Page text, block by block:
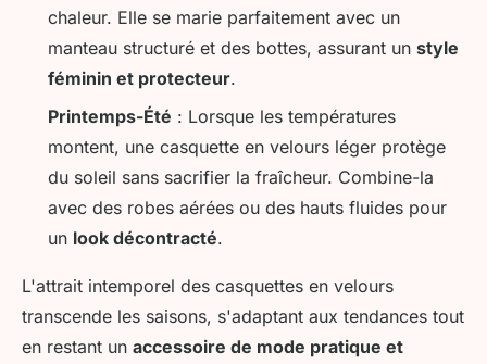
chaleur. Elle se marie parfaitement avec un
manteau structuré et des bottes, assurant un style
féminin et protecteur.
Printemps-Été : Lorsque les températures
montent, une casquette en velours léger protège
du soleil sans sacrifier la fraîcheur. Combine-la
avec des robes aérées ou des hauts fluides pour
un look décontracté.
L'attrait intemporel des casquettes en velours
transcende les saisons, s'adaptant aux tendances tout
en restant un accessoire de mode pratique et